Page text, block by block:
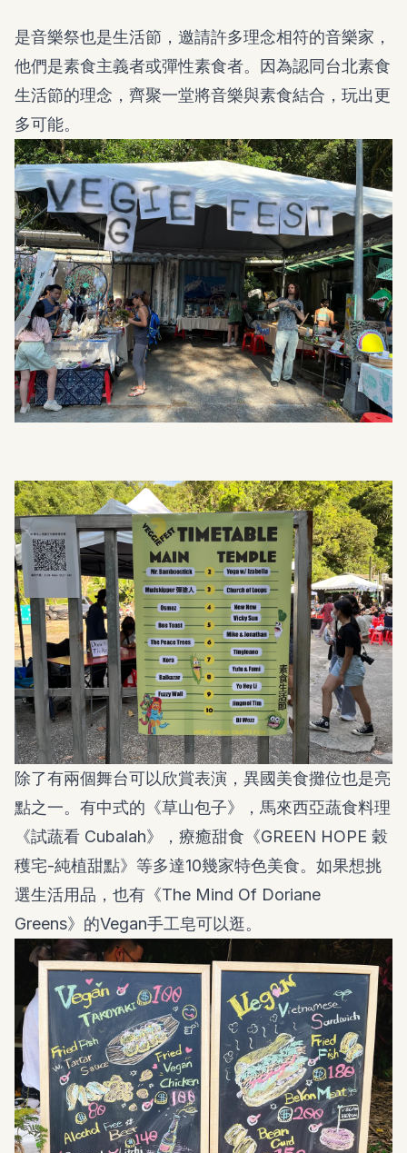
是音樂祭也是生活節，邀請許多理念相符的音樂家，
他們是素食主義者或彈性素食者。因為認同台北素食
生活節的理念，齊聚一堂將音樂與素食結合，玩出更
多可能。
除了有兩個舞台可以欣賞表演，異國美食攤位也是亮
點之一。有中式的《草山包子》，馬來西亞蔬食料理
《試蔬看 Cubalah》，療癒甜食《GREEN HOPE 穀
穫宅-純植甜點》等多達10幾家特色美食。如果想挑
選生活用品，也有《The Mind Of Doriane
Greens》的Vegan手工皂可以逛。